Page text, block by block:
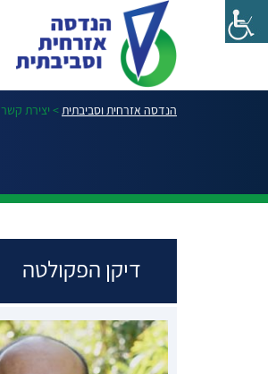
הנדסה אזרחית וסביבתית> יצירת קשר
דיקן הפקולטה